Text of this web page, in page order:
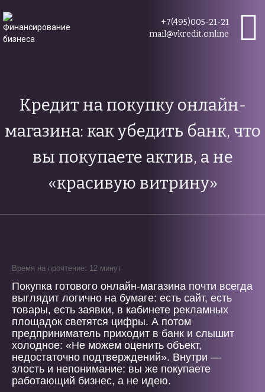
+7(495)005-21-21
mail@vkredit.online
Кредит на покупку онлайн-
магазина: как убедить банк, что
вы покупаете актив, а не
«красивую витрину»
Время на прочтение: 12 минут
Покупка готового онлайн-магазина почти всегда
выглядит логично на бумаге: есть сайт, есть
товары, есть заявки, в кабинете рекламных
площадок светятся цифры. А потом
предприниматель приходит в банк и слышит
холодное: «Не можем оценить объект,
недостаточно подтверждений». Внутри —
злость и непонимание: вы же покупаете
работающий бизнес, а не идею.